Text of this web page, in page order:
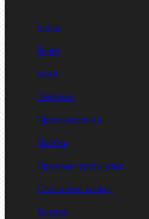
Болты
Винты
Гайки
Заклепки
Пресс-масленки
Пробки
Пружины тарельчатые
Стопорные кольца
Такелаж